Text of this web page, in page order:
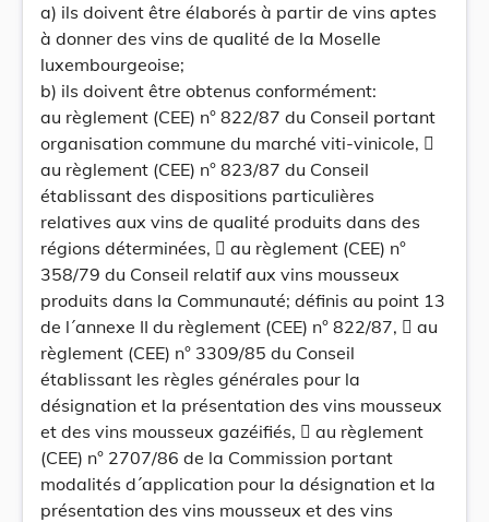
a) ils doivent être élaborés à partir de vins aptes
à donner des vins de qualité de la Moselle
luxembourgeoise;
b) ils doivent être obtenus conformément:
au règlement (CEE) n° 822/87 du Conseil portant
organisation commune du marché viti-vinicole, 
au règlement (CEE) n° 823/87 du Conseil
établissant des dispositions particulières
relatives aux vins de qualité produits dans des
régions déterminées,  au règlement (CEE) n°
358/79 du Conseil relatif aux vins mousseux
produits dans la Communauté; définis au point 13
de l´annexe II du règlement (CEE) n° 822/87,  au
règlement (CEE) n° 3309/85 du Conseil
établissant les règles générales pour la
désignation et la présentation des vins mousseux
et des vins mousseux gazéifiés,  au règlement
(CEE) n° 2707/86 de la Commission portant
modalités d´application pour la désignation et la
présentation des vins mousseux et des vins